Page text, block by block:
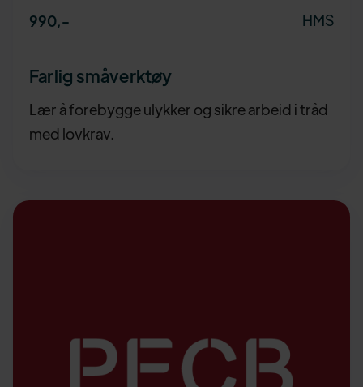
990,- HMS
Farlig småverktøy
Lær å forebygge ulykker og sikre arbeid i tråd
med lovkrav.